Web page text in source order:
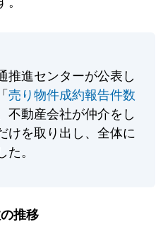
推進センターが公表し
売り物件成約報告件数
不動産会社が仲介をし
けを取り出し、全体に
。
推移